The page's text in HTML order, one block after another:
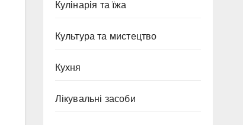
Кулінарія та їжа
Культура та мистецтво
Кухня
Лікувальні засоби